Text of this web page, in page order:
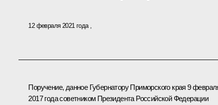
12 февраля 2021 года
Поручение, данное Губернатору Приморского края 9
2017 года советником Президента Российской Федерации